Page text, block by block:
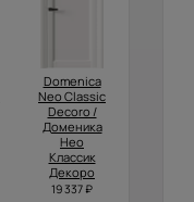
Domenica
Neo Classic
Decoro /
Доменика
Нео
Классик
Декоро
19 337 ₽